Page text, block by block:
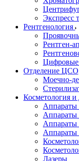
Экспресс
Рентгенология
Рентген-
Цифровые
Отделение
Моечно-
Косметология и
Аппараты
Аппараты
Аппараты
Аппараты
Лазеры